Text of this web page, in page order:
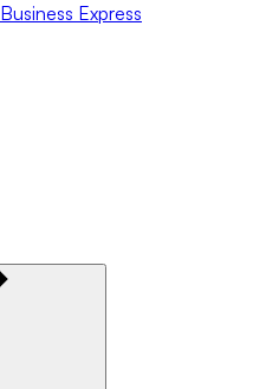
Business Express